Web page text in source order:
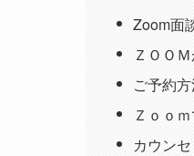
Zoom面
ＺＯＯ
ご予約方
Ｚｏｏ
カウン